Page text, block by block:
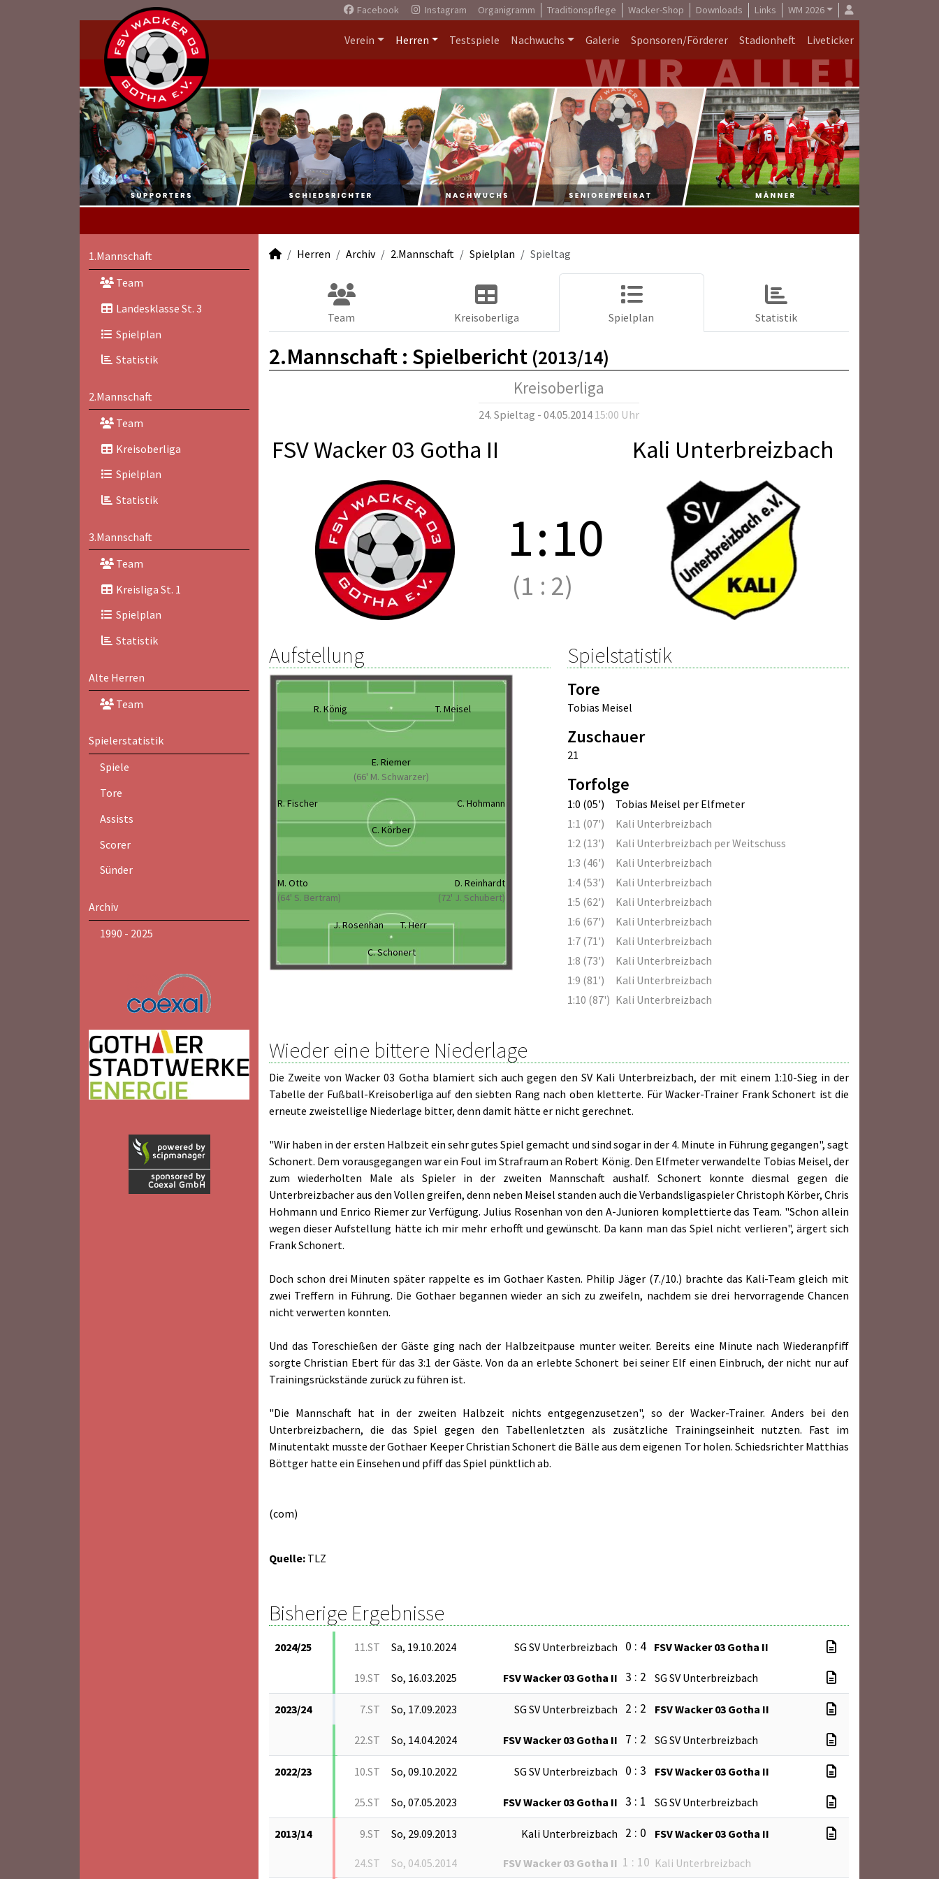
Facebook Instagram Organigramm Traditionspflege Wacker-Shop Downloads Links WM 2026
Verein Herren Testspiele Nachwuchs Galerie Sponsoren/Förderer Stadionheft Liveticker
1.Mannschaft
Team
Landesklasse St. 3
Spielplan
Statistik
2.Mannschaft
Team
Kreisoberliga
Spielplan
Statistik
3.Mannschaft
Team
Kreisliga St. 1
Spielplan
Statistik
Alte Herren
Team
Spielerstatistik
Spiele
Tore
Assists
Scorer
Sünder
Archiv
1990 - 2025
Herren Archiv 2.Mannschaft Spielplan Spieltag
Team Kreisoberliga Spielplan Statistik
2.Mannschaft : Spielbericht (2013/14)
Kreisoberliga
24. Spieltag - 04.05.2014 15:00 Uhr
FSV Wacker 03 Gotha II Kali Unterbreizbach
1:10
(1 : 2)
Aufstellung
R. König T. Meisel
E. Riemer
(66' M. Schwarzer)
R. Fischer C. Hohmann
C. Körber
M. Otto
(64' S. Bertram)
D. Reinhardt
(72' J. Schubert)
J. Rosenhan T. Herr
C. Schonert
Spielstatistik
Tore
Tobias Meisel
Zuschauer
21
Torfolge
1:0 (05')
Tobias Meisel per Elfmeter
1:1 (07')
Kali Unterbreizbach
1:2 (13')
Kali Unterbreizbach per Weitschuss
1:3 (46')
Kali Unterbreizbach
1:4 (53')
Kali Unterbreizbach
1:5 (62')
Kali Unterbreizbach
1:6 (67')
Kali Unterbreizbach
1:7 (71')
Kali Unterbreizbach
1:8 (73')
Kali Unterbreizbach
1:9 (81')
Kali Unterbreizbach
1:10 (87') Kali Unterbreizbach
Wieder eine bittere Niederlage
Die Zweite von Wacker 03 Gotha blamiert sich auch gegen den SV Kali Unterbreizbach, der mit einem 1:10-Sieg in der
Tabelle der Fußball-Kreisoberliga auf den siebten Rang nach oben kletterte. Für Wacker-Trainer Frank Schonert ist die
erneute zweistellige Niederlage bitter, denn damit hätte er nicht gerechnet.
"Wir haben in der ersten Halbzeit ein sehr gutes Spiel gemacht und sind sogar in der 4. Minute in Führung gegangen", sagt
Schonert. Dem vorausgegangen war ein Foul im Strafraum an Robert König. Den Elfmeter verwandelte Tobias Meisel, der
zum wiederholten Male als Spieler in der zweiten Mannschaft aushalf. Schonert konnte diesmal gegen die
Unterbreizbacher aus den Vollen greifen, denn neben Meisel standen auch die Verbandsligaspieler Christoph Körber, Chris
Hohmann und Enrico Riemer zur Verfügung. Julius Rosenhan von den A-Junioren komplettierte das Team. "Schon allein
wegen dieser Aufstellung hätte ich mir mehr erhofft und gewünscht. Da kann man das Spiel nicht verlieren", ärgert sich
Frank Schonert.
Doch schon drei Minuten später rappelte es im Gothaer Kasten. Philip Jäger (7./10.) brachte das Kali-Team gleich mit
zwei Treffern in Führung. Die Gothaer begannen wieder an sich zu zweifeln, nachdem sie drei hervorragende Chancen
nicht verwerten konnten.
Und das Toreschießen der Gäste ging nach der Halbzeitpause munter weiter. Bereits eine Minute nach Wiederanpfiff
sorgte Christian Ebert für das 3:1 der Gäste. Von da an erlebte Schonert bei seiner Elf einen Einbruch, der nicht nur auf
Trainingsrückstände zurück zu führen ist.
"Die Mannschaft hat in der zweiten Halbzeit nichts entgegenzusetzen", so der Wacker-Trainer. Anders bei den
Unterbreizbachern, die das Spiel gegen den Tabellenletzten als zusätzliche Trainingseinheit nutzten. Fast im
Minutentakt musste der Gothaer Keeper Christian Schonert die Bälle aus dem eigenen Tor holen. Schiedsrichter Matthias
Böttger hatte ein Einsehen und pfiff das Spiel pünktlich ab.
(com)
Quelle: TLZ
Bisherige Ergebnisse
2024/25 11.ST Sa, 19.10.2024 SG SV Unterbreizbach 0 : 4 FSV Wacker 03 Gotha II
19.ST So, 16.03.2025 FSV Wacker 03 Gotha II 3 : 2 SG SV Unterbreizbach
2023/24 7.ST So, 17.09.2023 SG SV Unterbreizbach 2 : 2 FSV Wacker 03 Gotha II
22.ST So, 14.04.2024 FSV Wacker 03 Gotha II 7 : 2 SG SV Unterbreizbach
2022/23 10.ST So, 09.10.2022 SG SV Unterbreizbach 0 : 3 FSV Wacker 03 Gotha II
25.ST So, 07.05.2023 FSV Wacker 03 Gotha II 3 : 1 SG SV Unterbreizbach
2013/14 9.ST So, 29.09.2013 Kali Unterbreizbach 2 : 0 FSV Wacker 03 Gotha II
24.ST So, 04.05.2014 FSV Wacker 03 Gotha II 1 : 10 Kali Unterbreizbach